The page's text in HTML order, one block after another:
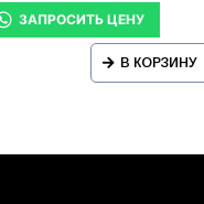
В КОРЗИНУ